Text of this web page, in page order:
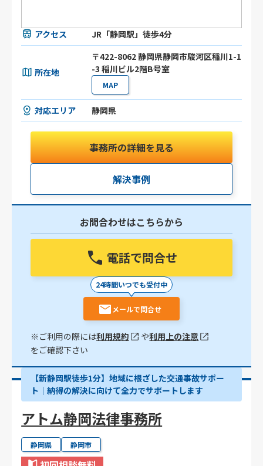
アクセス JR「静岡駅」徒歩4分
所在地
〒422-8062 静岡県静岡市駿河区稲川1-1
-3 稲川ビル2階B号室
MAP
対応エリア 静岡県
事務所の詳細を見る
解決事例
お問合わせはこちらから
電話で問合せ
24時間いつでも受付中
メールで問合せ
※ご利用の際には利用規約 や利用上の注意
をご確認下さい
【新静岡駅徒歩1分】地域に根ざした交通事故サポー
ト｜納得の解決に向けて全力でサポートします
アトム静岡法律事務所
静岡県 静岡市